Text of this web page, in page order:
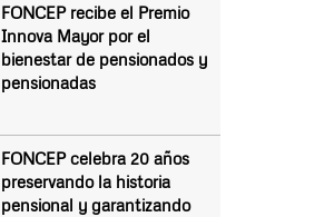
FONCEP recibe el Premio
Innova Mayor por el
bienestar de pensionados y
pensionadas
FONCEP celebra 20 años
preservando la historia
pensional y garantizando